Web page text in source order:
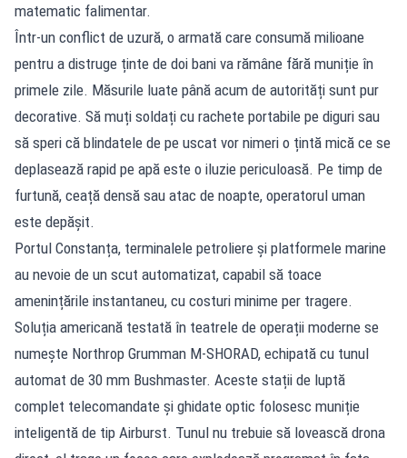
matematic falimentar.
Într-un conflict de uzură, o armată care consumă milioane
pentru a distruge ținte de doi bani va rămâne fără muniție în
primele zile. Măsurile luate până acum de autorități sunt pur
decorative. Să muți soldați cu rachete portabile pe diguri sau
să speri că blindatele de pe uscat vor nimeri o țintă mică ce se
deplasează rapid pe apă este o iluzie periculoasă. Pe timp de
furtună, ceață densă sau atac de noapte, operatorul uman
este depășit.
Portul Constanța, terminalele petroliere și platformele marine
au nevoie de un scut automatizat, capabil să toace
amenințările instantaneu, cu costuri minime per tragere.
Soluția americană testată în teatrele de operații moderne se
numește Northrop Grumman M-SHORAD, echipată cu tunul
automat de 30 mm Bushmaster. Aceste stații de luptă
complet telecomandate și ghidate optic folosesc muniție
inteligentă de tip Airburst. Tunul nu trebuie să lovească drona